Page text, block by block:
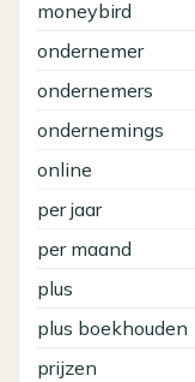
moneybird
ondernemer
ondernemers
ondernemings
online
per jaar
per maand
plus
plus boekhouden
prijzen